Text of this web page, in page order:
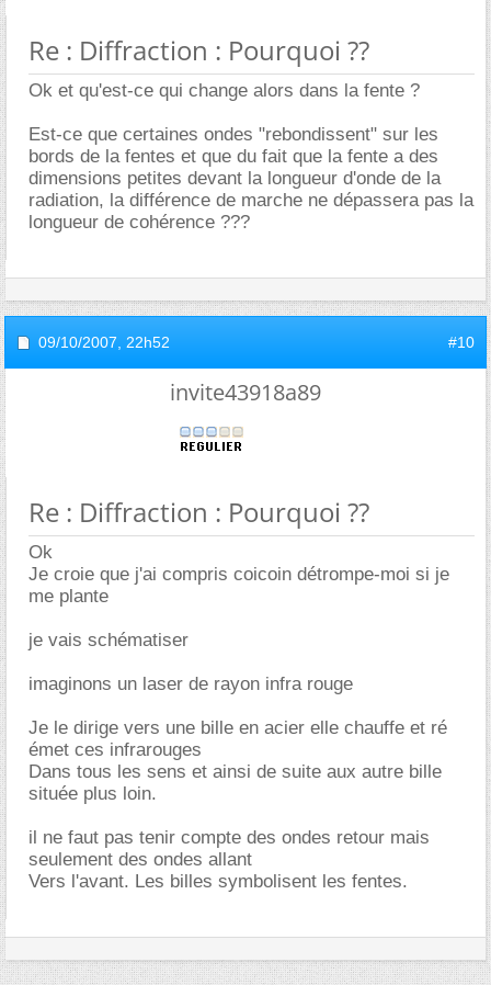
Re : Diffraction : Pourquoi ??
Ok et qu'est-ce qui change alors dans la fente ?
Est-ce que certaines ondes "rebondissent" sur les
bords de la fentes et que du fait que la fente a des
dimensions petites devant la longueur d'onde de la
radiation, la différence de marche ne dépassera pas la
longueur de cohérence ???
09/10/2007, 22h52 #10
invite43918a89
Re : Diffraction : Pourquoi ??
Ok
Je croie que j'ai compris coicoin détrompe-moi si je
me plante
je vais schématiser
imaginons un laser de rayon infra rouge
Je le dirige vers une bille en acier elle chauffe et ré
émet ces infrarouges
Dans tous les sens et ainsi de suite aux autre bille
située plus loin.
il ne faut pas tenir compte des ondes retour mais
seulement des ondes allant
Vers l'avant. Les billes symbolisent les fentes.